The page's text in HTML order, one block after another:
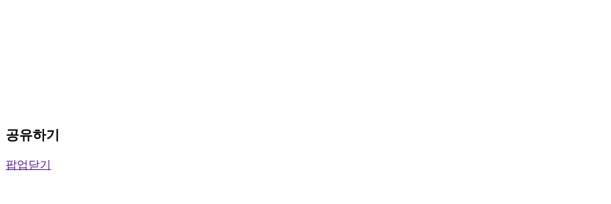
공유하기
팝업닫기